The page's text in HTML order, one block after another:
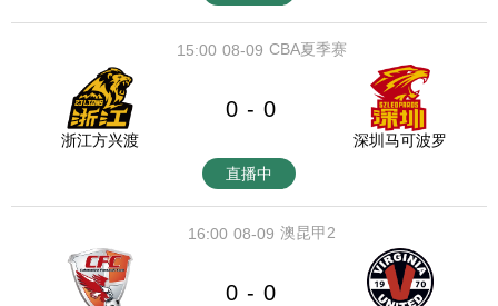
08-09
15:00 CBA夏季赛
浙江方兴渡
0 - 0
深圳马可波罗
直播中
08-09
16:00 澳昆甲2
0 - 0